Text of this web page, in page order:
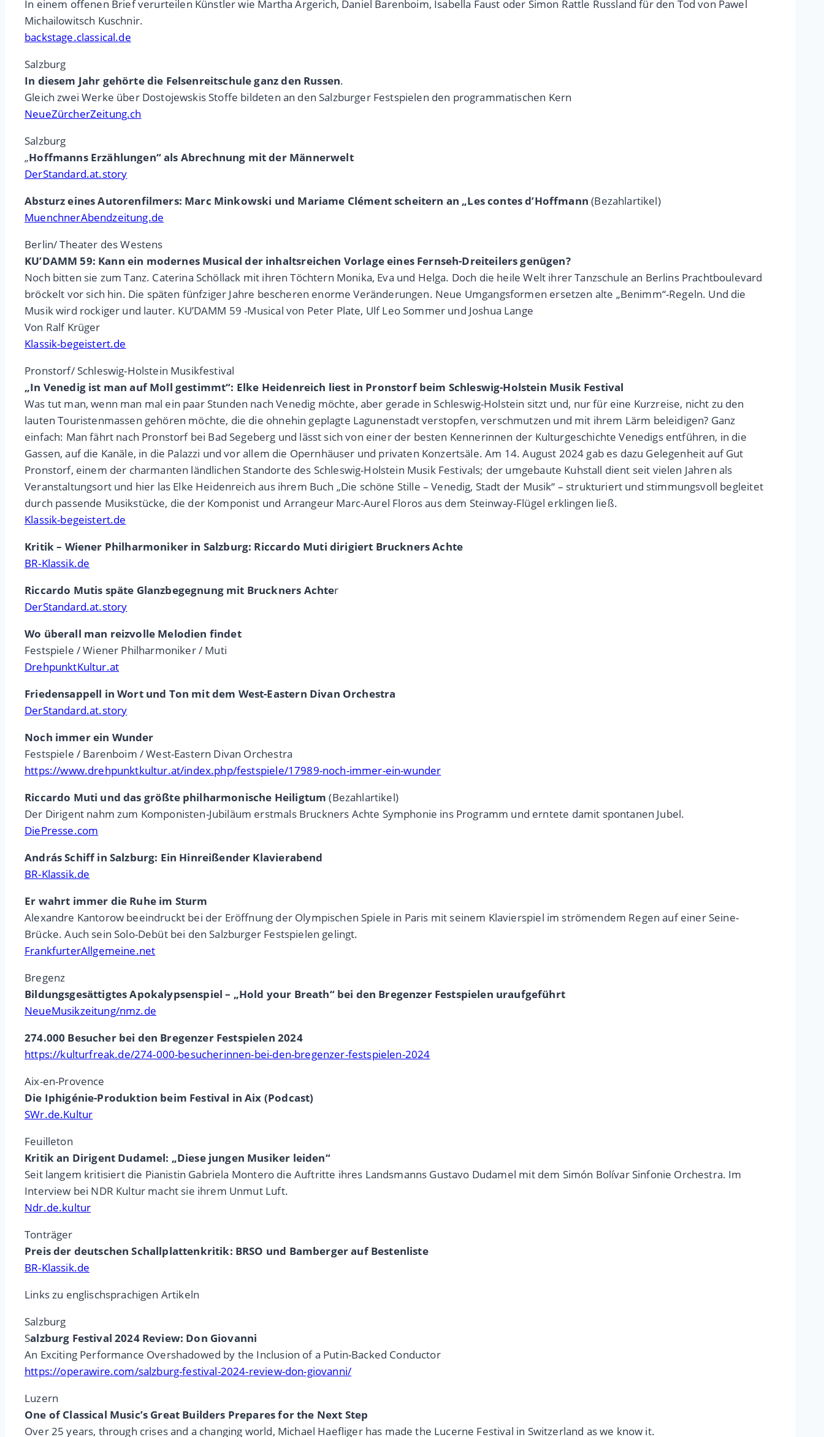
In einem offenen Brief verurteilen Künstler wie Martha Argerich, Daniel Barenboim, Isabella Faust oder Simon Rattle Russland für den Tod von Pawel
Michailowitsch Kuschnir.
backstage.classical.de
Salzburg
In diesem Jahr gehörte die Felsenreitschule ganz den Russen.
Gleich zwei Werke über Dostojewskis Stoffe bildeten an den Salzburger Festspielen den programmatischen Kern
NeueZürcherZeitung.ch
Salzburg
„Hoffmanns Erzählungen“ als Abrechnung mit der Männerwelt
DerStandard.at.story
Absturz eines Autorenfilmers: Marc Minkowski und Mariame Clément scheitern an „Les contes d’Hoffmann (Bezahlartikel)
MuenchnerAbendzeitung.de
Berlin/ Theater des Westens
KU’DAMM 59: Kann ein modernes Musical der inhaltsreichen Vorlage eines Fernseh-Dreiteilers genügen?
Noch bitten sie zum Tanz. Caterina Schöllack mit ihren Töchtern Monika, Eva und Helga. Doch die heile Welt ihrer Tanzschule an Berlins Prachtboulevard
bröckelt vor sich hin. Die späten fünfziger Jahre bescheren enorme Veränderungen. Neue Umgangsformen ersetzen alte „Benimm“-Regeln. Und die
Musik wird rockiger und lauter. KU’DAMM 59 -Musical von Peter Plate, Ulf Leo Sommer und Joshua Lange
Von Ralf Krüger
Klassik-begeistert.de
Pronstorf/ Schleswig-Holstein Musikfestival
„In Venedig ist man auf Moll gestimmt“: Elke Heidenreich liest in Pronstorf beim Schleswig-Holstein Musik Festival
Was tut man, wenn man mal ein paar Stunden nach Venedig möchte, aber gerade in Schleswig-Holstein sitzt und, nur für eine Kurzreise, nicht zu den
lauten Touristenmassen gehören möchte, die die ohnehin geplagte Lagunenstadt verstopfen, verschmutzen und mit ihrem Lärm beleidigen? Ganz
einfach: Man fährt nach Pronstorf bei Bad Segeberg und lässt sich von einer der besten Kennerinnen der Kulturgeschichte Venedigs entführen, in die
Gassen, auf die Kanäle, in die Palazzi und vor allem die Opernhäuser und privaten Konzertsäle. Am 14. August 2024 gab es dazu Gelegenheit auf Gut
Pronstorf, einem der charmanten ländlichen Standorte des Schleswig-Holstein Musik Festivals; der umgebaute Kuhstall dient seit vielen Jahren als
Veranstaltungsort und hier las Elke Heidenreich aus ihrem Buch „Die schöne Stille – Venedig, Stadt der Musik“ – strukturiert und stimmungsvoll begleitet
durch passende Musikstücke, die der Komponist und Arrangeur Marc-Aurel Floros aus dem Steinway-Flügel erklingen ließ.
Klassik-begeistert.de
Kritik – Wiener Philharmoniker in Salzburg: Riccardo Muti dirigiert Bruckners Achte
BR-Klassik.de
Riccardo Mutis späte Glanzbegegnung mit Bruckners Achter
DerStandard.at.story
Wo überall man reizvolle Melodien findet
Festspiele / Wiener Philharmoniker / Muti
DrehpunktKultur.at
Friedensappell in Wort und Ton mit dem West-Eastern Divan Orchestra
DerStandard.at.story
Noch immer ein Wunder
Festspiele / Barenboim / West-Eastern Divan Orchestra
https://www.drehpunktkultur.at/index.php/festspiele/17989-noch-immer-ein-wunder
Riccardo Muti und das größte philharmonische Heiligtum (Bezahlartikel)
Der Dirigent nahm zum Komponisten-Jubiläum erstmals Bruckners Achte Symphonie ins Programm und erntete damit spontanen Jubel.
DiePresse.com
András Schiff in Salzburg: Ein Hinreißender Klavierabend
BR-Klassik.de
Er wahrt immer die Ruhe im Sturm
Alexandre Kantorow beeindruckt bei der Eröffnung der Olympischen Spiele in Paris mit seinem Klavierspiel im strömendem Regen auf einer Seine-
Brücke. Auch sein Solo-Debüt bei den Salzburger Festspielen gelingt.
FrankfurterAllgemeine.net
Bregenz
Bildungsgesättigtes Apokalypsenspiel – „Hold your Breath“ bei den Bregenzer Festspielen uraufgeführt
NeueMusikzeitung/nmz.de
274.000 Besucher bei den Bregenzer Festspielen 2024
https://kulturfreak.de/274-000-besucherinnen-bei-den-bregenzer-festspielen-2024
Aix-en-Provence
Die Iphigénie-Produktion beim Festival in Aix (Podcast)
SWr.de.Kultur
Feuilleton
Kritik an Dirigent Dudamel: „Diese jungen Musiker leiden“
Seit langem kritisiert die Pianistin Gabriela Montero die Auftritte ihres Landsmanns Gustavo Dudamel mit dem Simón Bolívar Sinfonie Orchestra. Im
Interview bei NDR Kultur macht sie ihrem Unmut Luft.
Ndr.de.kultur
Tonträger
Preis der deutschen Schallplattenkritik: BRSO und Bamberger auf Bestenliste
BR-Klassik.de
Links zu englischsprachigen Artikeln
Salzburg
Salzburg Festival 2024 Review: Don Giovanni
An Exciting Performance Overshadowed by the Inclusion of a Putin-Backed Conductor
https://operawire.com/salzburg-festival-2024-review-don-giovanni/
Luzern
One of Classical Music’s Great Builders Prepares for the Next Step
Over 25 years, through crises and a changing world, Michael Haefliger has made the Lucerne Festival in Switzerland as we know it.